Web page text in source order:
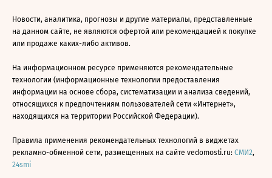
Новости, аналитика, прогнозы и другие материалы, представленные
на данном сайте, не являются офертой или рекомендацией к покупке
или продаже каких-либо активов.
На информационном ресурсе применяются рекомендательные
технологии (информационные технологии предоставления
информации на основе сбора, систематизации и анализа сведений,
относящихся к предпочтениям пользователей сети «Интернет»,
находящихся на территории Российской Федерации).
Правила применения рекомендательных технологий в виджетах
рекламно-обменной сети, размещенных на сайте vedomosti.ru: СМИ2,
24smi